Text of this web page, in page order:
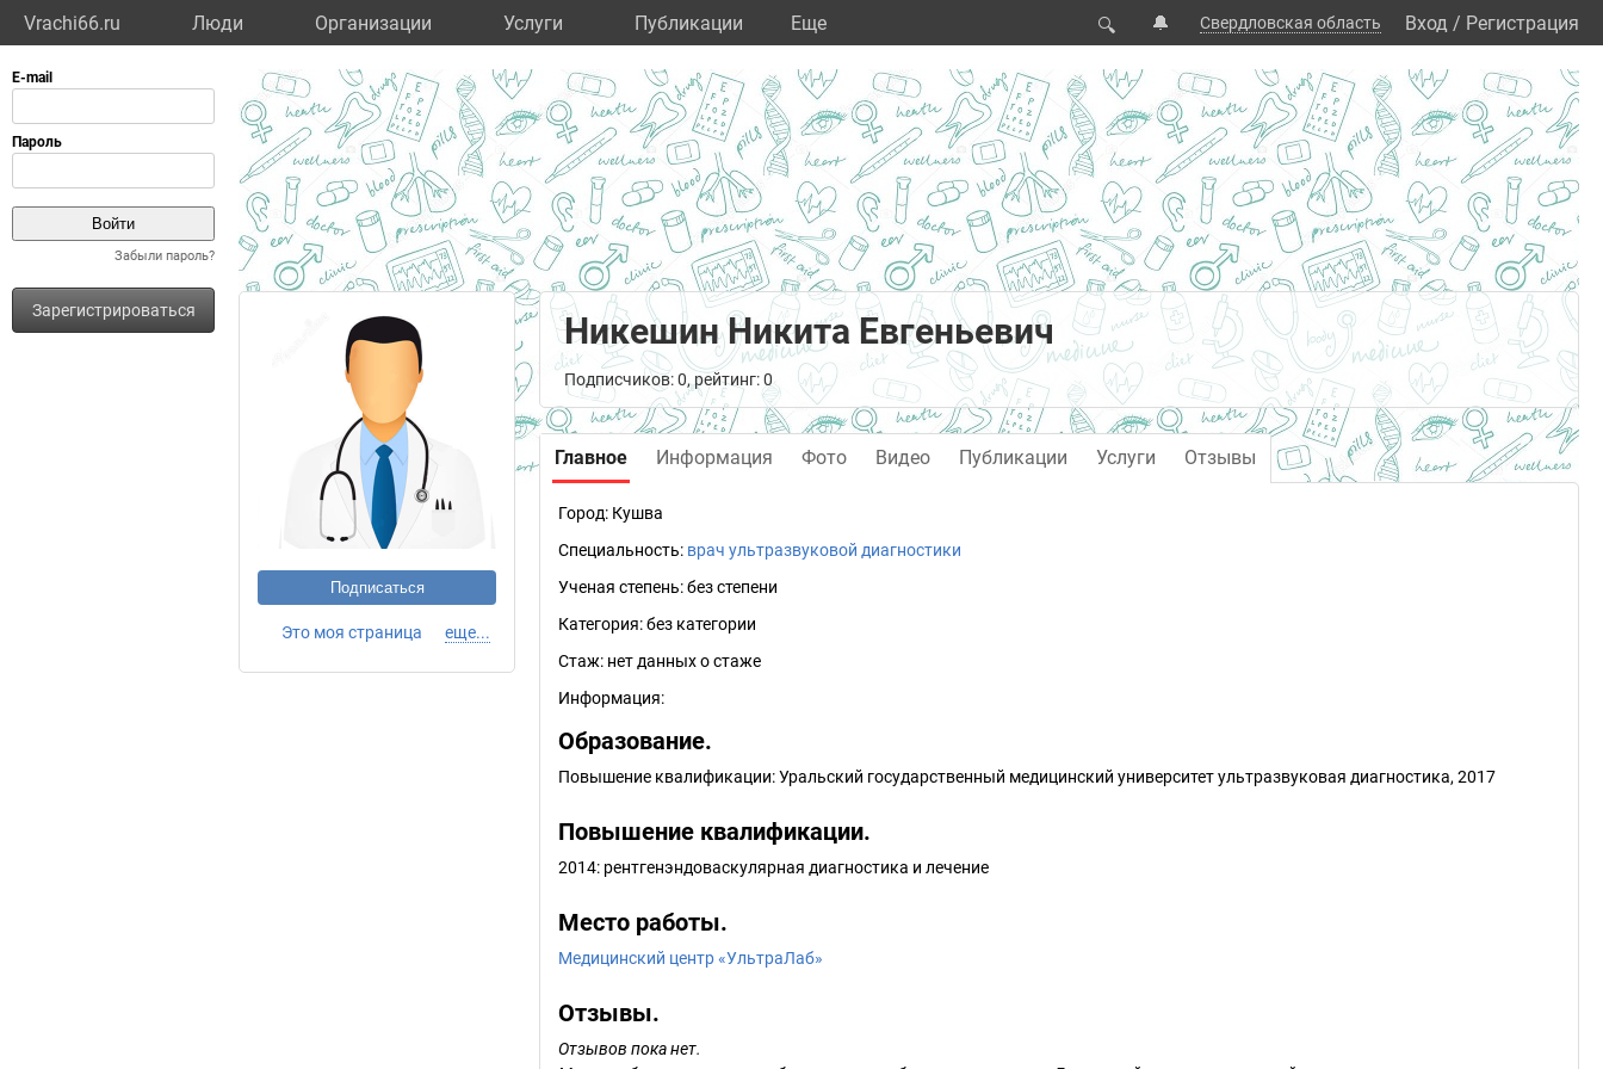
Vrachi66.ru Люди Организации Услуги Публикации Eще 🔍 🔔 Свердловская область Вход / Регистрация
Забыли пароль?
Зарегистрироваться
Подписаться
Это моя страница еще...
Никешин Никита Евгеньевич
Подписчиков: 0, рейтинг: 0
Главное Информация Фото Видео Публикации Услуги Отзывы
Город: Кушва
Специальность: врач ультразвуковой диагностики
Ученая степень:без степени
Категория:без категории
Стаж: нет данных о стаже
Информация:
Образование.
Повышение квалификации: Уральский государственный медицинский университет ультразвуковая диагностика, 2017
Повышение квалификации.
2014: рентгенэндоваскулярная диагностика и лечение
Место работы.
Медицинский центр «УльтраЛаб»
Отзывы.
Отзывов пока нет.